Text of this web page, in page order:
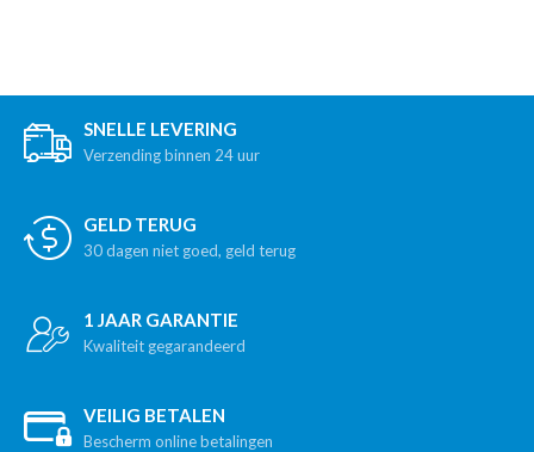
SNELLE LEVERING
Verzending binnen 24 uur
GELD TERUG
30 dagen niet goed, geld terug
1 JAAR GARANTIE
Kwaliteit gegarandeerd
VEILIG BETALEN
Bescherm online betalingen